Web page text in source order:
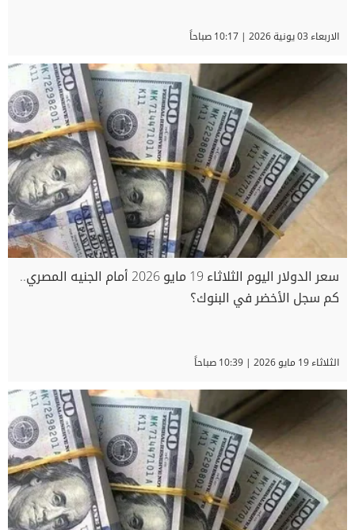
الاربعاء 03 يونية 2026 | 10:17 صباحاً
سعر الدولار اليوم الثلاثاء 19 مايو 2026 أمام الجنيه المصري..
كم سجل الأخضر في البنوك؟
الثلاثاء 19 مايو 2026 | 10:39 صباحاً